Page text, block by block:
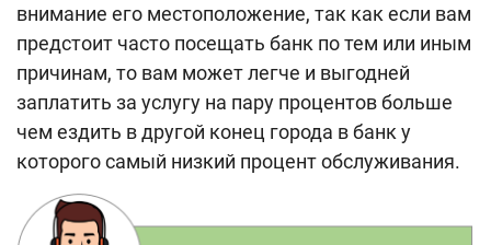
внимание его местоположение, так как если вам
предстоит часто посещать банк по тем или иным
причинам, то вам может легче и выгодней
заплатить за услугу на пару процентов больше
чем ездить в другой конец города в банк у
которого самый низкий процент обслуживания.